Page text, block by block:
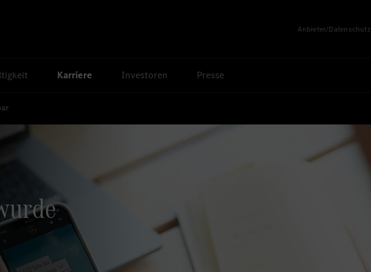
Anbieter/Datenschutz
Karriere Investoren Presse